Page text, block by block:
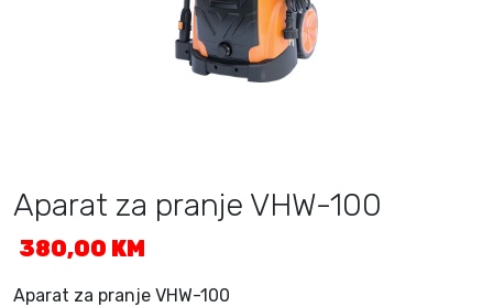
Aparat za pranje VHW-100
380,00 KM
Aparat za pranje VHW-100